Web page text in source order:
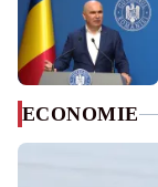
ECONOMIE